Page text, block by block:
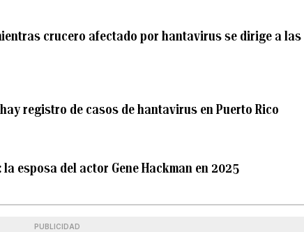
crucero afectado por hantavirus se dirige a las
registro de casos de hantavirus en Puerto Rico
esposa del actor Gene Hackman en 2025
PUBLICIDAD